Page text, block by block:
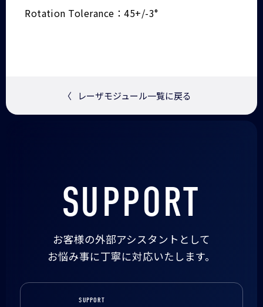
Rotation Tolerance：45+/-3°
〈 レーザモジュール一覧に戻る
SUPPORT
お客様の外部アシスタントとして
お悩み事に丁寧に対応いたします。
SUPPORT